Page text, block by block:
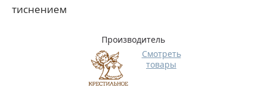
тиснением
Производитель
Смотреть
товары